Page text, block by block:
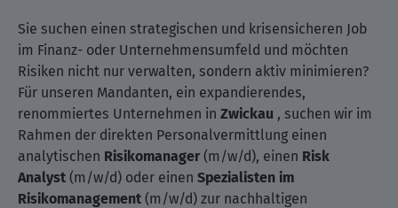
Sie suchen einen strategischen und krisensicheren Job
im Finanz- oder Unternehmensumfeld und möchten
Risiken nicht nur verwalten, sondern aktiv minimieren?
Für unseren Mandanten, ein expandierendes,
renommiertes Unternehmen in Zwickau , suchen wir im
Rahmen der direkten Personalvermittlung einen
analytischen Risikomanager(m/w/d), einen Risk
Analyst (m/w/d) oder einen Spezialisten im
Risikomanagement (m/w/d) zur nachhaltigen